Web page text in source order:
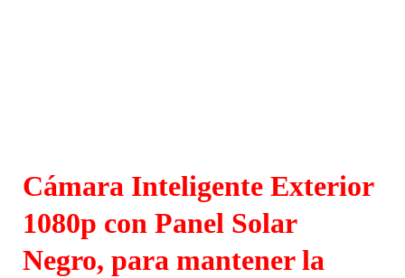
Cámara Inteligente Exterior
1080p con Panel Solar
Negro, para mantener la